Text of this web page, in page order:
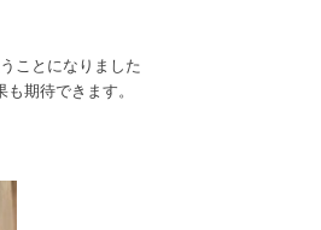
ことになりました
期待できます。